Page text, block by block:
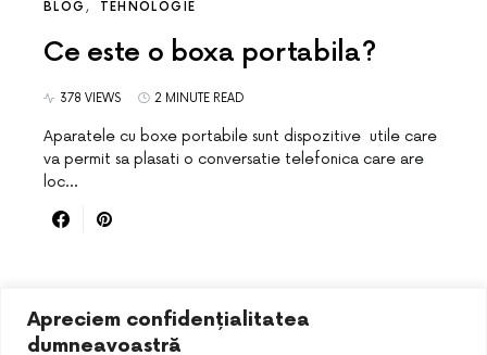
Apreciem confidențialitatea
dumneavoastră
BLOG TEHNOLOGIE
Ce este o boxa portabila?
378 VIEWS 2 MINUTE READ
Aparatele cu boxe portabile sunt dispozitive utile care
va permit sa plasati o conversatie telefonica care are
loc…